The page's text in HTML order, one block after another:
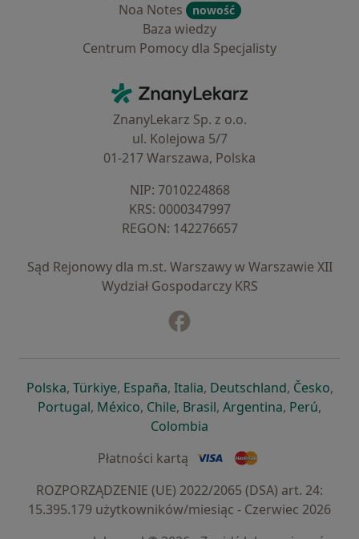
Noa Notes
nowość
Baza wiedzy
Centrum Pomocy dla Specjalisty
ZnanyLekarz - Strona główna
ZnanyLekarz Sp. z o.o.
ul. Kolejowa 5/7
01-217 Warszawa, Polska
NIP: ⁠7010224868
KRS: ⁠0000347997
REGON: ⁠142276657
Sąd Rejonowy dla m.st. Warszawy w Warszawie XII
Wydział Gospodarczy KRS
Polskaotwiera się w nowej karcie
, Türkiyeotwiera się w nowej karcie
, Españaotwiera się w nowej karcie
, Italiaotwiera się w nowej
, Deutschlandotwiera się
, Česko,
Portugalotwiera się w nowej karcie
, Méxicootwiera się w nowej karcie
, Chileotwiera się w nowej karcie
, Brasilotwiera się w nowej
, Argentinaotwiera się
, Perú,
Colombia
Płatności kartą
ROZPORZĄDZENIE (UE) 2022/2065 (DSA) art. 24:
15.395.179 użytkowników/miesiąc - Czerwiec 2026